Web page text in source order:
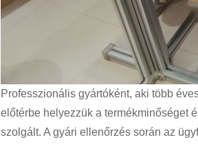
Professzionális gyártóként, aki több
előtérbe helyezzük a termékminőséget
szolgált. A gyári ellenőrzés során az